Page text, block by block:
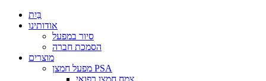
בַּיִת
אודותינו
סיור במפעל
הסמכת חברה
מוצרים
מפעל חמצן PSA
צמח חמצן רפואי